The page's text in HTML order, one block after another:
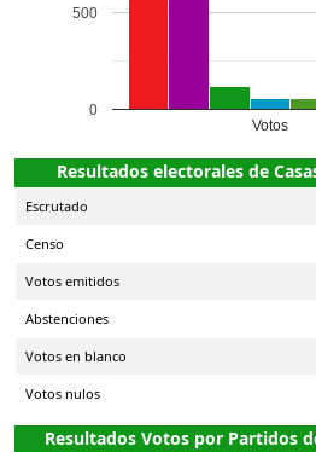
Votos
0
500
Resultados electorales de
Escrutado
Censo
Votos emitidos
Abstenciones
Votos en blanco
Votos nulos
Resultados Votos por Partidos